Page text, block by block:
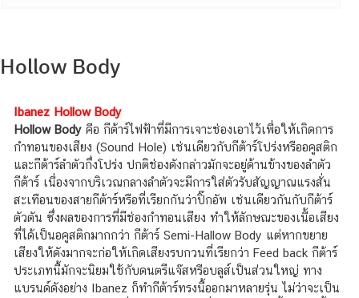
Hollow Body
Ibanez Hollow Body
Hollow Body คือ กีต้าร์ไฟฟ้าที่มีการเจาะช่องเอาไว้เพื่อให้เกิดการ
กำทอนของเสียง (Sound Hole) เช่นเดียวกับกีต้าร์โปร่งหรืออคูสติก
และกีต้าร์ลำตัวกึ่งโปร่ง ปกติช่องดังกล่าวมักจะอยู่ด้านข้างของลำตัว
กีต้าร์ เนื่องจากบริเวณกลางลำตัวจะมีการใส่ตัวรับสัญญาณแรงสั่น
สะเทือนของสายกีต้าร์หรือที่เรียกกันว่าปิ๊กอัพ เช่นเดียวกันกับกีต้าร์
ตัวตัน ซึ่งผลของการที่มีช่องกำทอนเสียง ทำให้ลักษณะของเนื้อเสียง
ที่ได้เป็นอคูสติกมากกว่า กีต้าร์ Semi-Hallow Body แต่หากขยาย
เสียงให้ดังมากจะก่อให้เกิดเสียงรบกวนที่เรียกว่า Feed back กีต้าร์
ประเภทนี้มักจะนิยมใช้กับดนตรีแจ๊สหรือบลูส์เป็นส่วนใหญ่ ทาง
แบรนด์ดังอย่าง Ibanez ก็ทำกีต้าร์ทรงนี้ออกมาหลายรุ่น ไม่ว่าจะเป็น